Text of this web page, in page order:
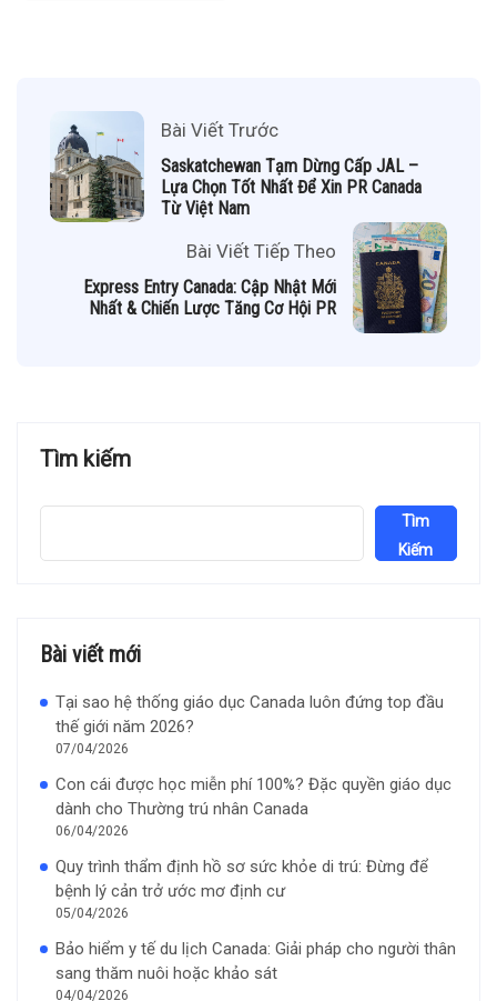
Bài Viết Trước
Saskatchewan Tạm Dừng Cấp JAL –
Lựa Chọn Tốt Nhất Để Xin PR Canada
Từ Việt Nam
Bài Viết Tiếp Theo
Express Entry Canada: Cập Nhật Mới
Nhất & Chiến Lược Tăng Cơ Hội PR
Tìm kiếm
Tìm
Kiếm
Bài viết mới
Tại sao hệ thống giáo dục Canada luôn đứng top đầu
thế giới năm 2026?
07/04/2026
Con cái được học miễn phí 100%? Đặc quyền giáo dục
dành cho Thường trú nhân Canada
06/04/2026
Quy trình thẩm định hồ sơ sức khỏe di trú: Đừng để
bệnh lý cản trở ước mơ định cư
05/04/2026
Bảo hiểm y tế du lịch Canada: Giải pháp cho người thân
sang thăm nuôi hoặc khảo sát
04/04/2026